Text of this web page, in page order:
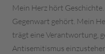
Mein Herz hört
Gegenwart gehört. Mein
trägt eine Verantwortung,
Antisemitismus